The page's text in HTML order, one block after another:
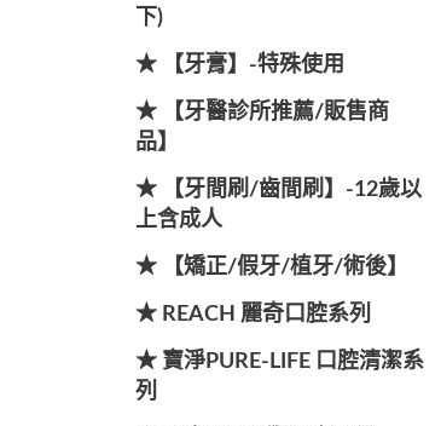
下)
★ 【牙膏】-特殊使用
★ 【牙醫診所推薦/販售商
品】
★ 【牙間刷/齒間刷】-12歲以
上含成人
★ 【矯正/假牙/植牙/術後】
★ REACH 麗奇口腔系列
★ 寶淨PURE-LIFE 口腔清潔系
列